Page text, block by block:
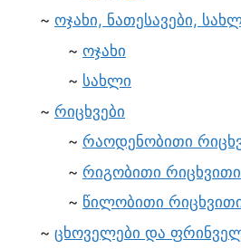
ოჯახი, ნათესავები,
ოჯახი
სახლი
რიცხვები
რაოდენობითი
რიგობითი
წილობითი
ცხოველები და